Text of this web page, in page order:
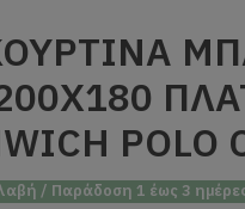
POLO
/ Παράδοση 1 έως 3